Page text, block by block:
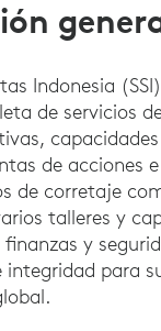
Indonesia
de servicios
de acciones
de corretaje
talleres y
y
para